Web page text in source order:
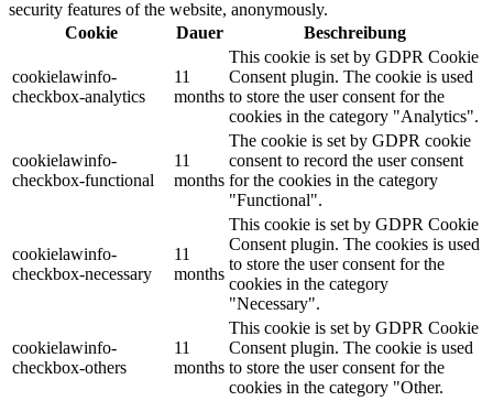
security features of the website, anonymously.
Cookie
Dauer Beschreibung
cookielawinfo-
checkbox-analytics
11
months
This cookie is set by GDPR Cookie
Consent plugin. The cookie is used
to store the user consent for the
cookies in the category "Analytics".
cookielawinfo-
checkbox-functional
11
months
The cookie is set by GDPR cookie
consent to record the user consent
for the cookies in the category
"Functional".
cookielawinfo-
checkbox-necessary
11
months
This cookie is set by GDPR Cookie
Consent plugin. The cookies is used
to store the user consent for the
cookies in the category
"Necessary".
cookielawinfo-
checkbox-others
11
months
This cookie is set by GDPR Cookie
Consent plugin. The cookie is used
to store the user consent for the
cookies in the category "Other.